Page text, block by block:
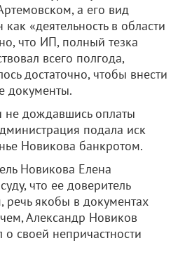
а его вид
как «деятельность в области
что ИП, полный тезка
всего полгода,
достаточно, чтобы внести
документы.
не дождавшись оплаты
подала иск
Новикова банкротом.
Новикова Елена
что ее доверитель
речь якобы в документах
Александр Новиков
своей непричастности